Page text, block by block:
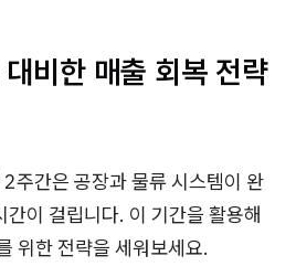
비한 매출 회복 전략
주간은 공장과 물류 시스템이 완
이 걸립니다. 이 기간을 활용해
위한 전략을 세워보세요.